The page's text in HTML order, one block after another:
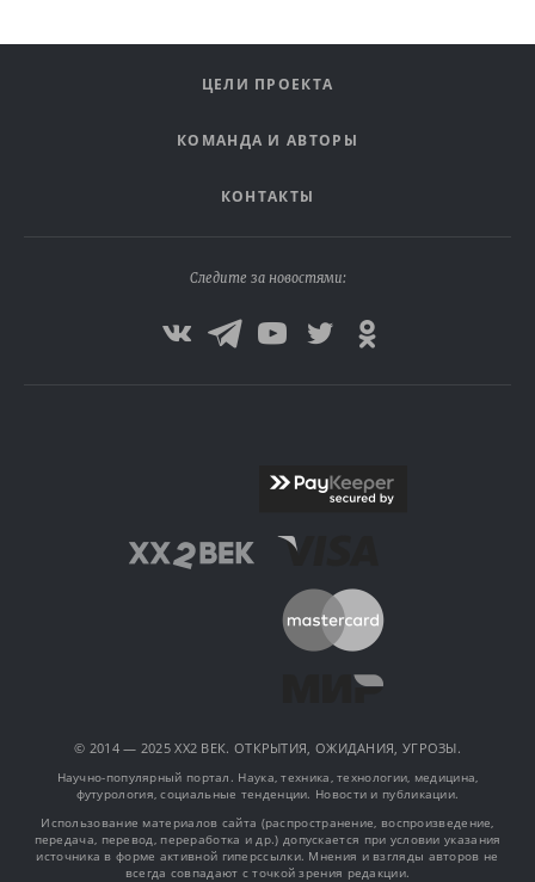
ЦЕЛИ ПРОЕКТА
КОМАНДА И АВТОРЫ
КОНТАКТЫ
Следите за новостями:
© 2014 — 2025 XX2 ВЕК. ОТКРЫТИЯ, ОЖИДАНИЯ, УГРОЗЫ.
Научно-популярный портал. Наука, техника, технологии, медицина,
футурология, социальные тенденции. Новости и публикации.
Использование материалов сайта (распространение, воспроизведение,
передача, перевод, переработка и др.) допускается при условии указания
источника в форме активной гиперссылки. Мнения и взгляды авторов не
всегда совпадают с точкой зрения редакции.